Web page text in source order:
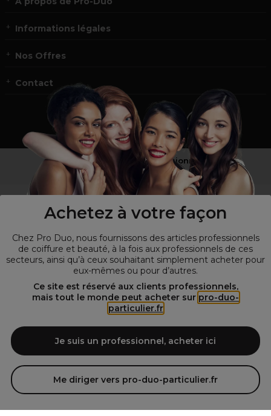
Achetez à votre façon
Chez Pro Duo, nous fournissons des articles professionnels
de coiffure et beauté, à la fois aux professionnels de ces
secteurs, ainsi qu’à ceux souhaitant simplement acheter pour
eux-mêmes ou pour d’autres.
Ce site est réservé aux clients professionnels,
mais tout le monde peut acheter sur pro-duo-
particulier.fr
Je suis un professionnel, acheter ici
Me diriger vers pro-duo-particulier.fr
Informations légales
Nos Offres
Contact
Vous n’êtes pas un professionnel ?
Visitez notre site pourles particuliers !
© Tous droits réservés © Pro-Duo
Spécialiste de la coiffure et de la beauté, nous vous proposons une
large sélection de produits professionnels pour la coiffure et
l'esthétique autour d'un choix de grandes marques qui font de Pro-
de beauté! Notre gamme de produits s’adresse également à tous ceux
qui sont à la recherche de produits et d'accessoires de coiffure et de
matériel esthétique de qualité.